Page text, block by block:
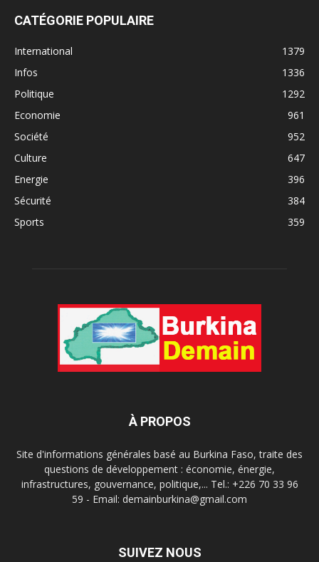
CATÉGORIE POPULAIRE
International
1379
Infos
1336
Politique
1292
Economie
961
Société
952
Culture
647
Energie
396
Sécurité
384
Sports
359
À PROPOS
Site d'informations générales basé au Burkina Faso, traite des
questions de développement : économie, énergie,
infrastructures, gouvernance, politique,... Tel.: +226 70 33 96
59 - Email: demainburkina@gmail.com
SUIVEZ NOUS